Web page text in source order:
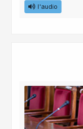
l'audio